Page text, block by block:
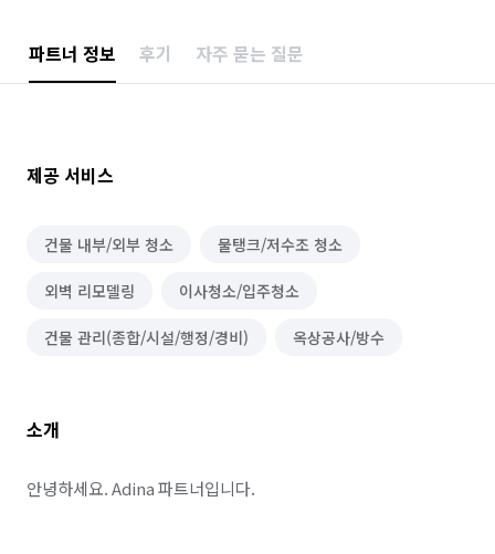
파트너 정보 후기 자주 묻는 질문
제공 서비스
건물 내부/외부 청소 물탱크/저수조 청소
외벽 리모델링 이사청소/입주청소
건물 관리(종합/시설/행정/경비) 옥상공사/방수
소개
안녕하세요. Adina 파트너입니다.